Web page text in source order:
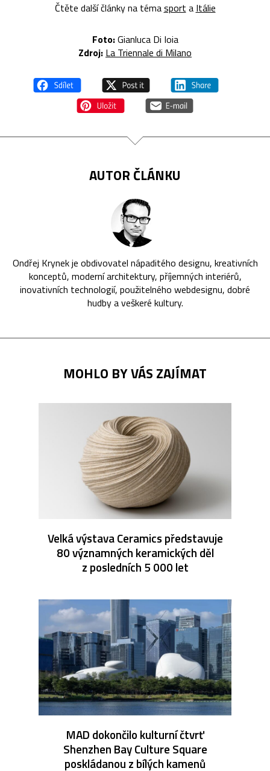
Čtěte další články na témasport a Itálie
Foto:Gianluca Di Ioia
Zdroj: La Triennale di Milano
AUTOR ČLÁNKU
Ondřej Krynek je obdivovatel nápaditého designu, kreativních
konceptů, moderní architektury, příjemných interiérů,
inovativních technologií, použitelného webdesignu, dobré
hudby a veškeré kultury.
MOHLO BY VÁS ZAJÍMAT
Velká výstava Ceramics představuje
80 významných keramických děl
z posledních 5 000 let
MAD dokončilo kulturní čtvrť
Shenzhen Bay Culture Square
poskládanou z bílých kamenů